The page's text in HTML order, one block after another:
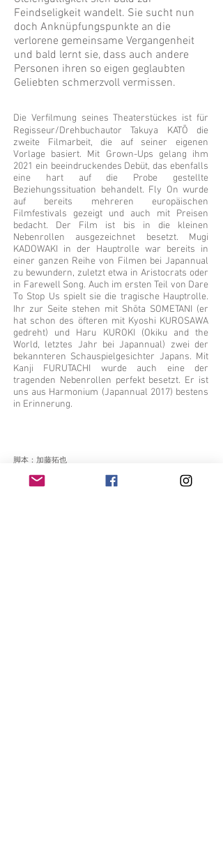
Feindseligkeit wandelt. Sie sucht nun
doch Anknüpfungspunkte an die
verlorene gemeinsame Vergangenheit
und bald lernt sie, dass auch andere
Personen ihren so eigen geglaubten
Geliebten schmerzvoll vermissen.
Die Verfilmung seines Theaterstückes ist für
Regisseur/Drehbuchautor Takuya KATŌ die
zweite Filmarbeit, die auf seiner eigenen
Vorlage basiert. Mit Grown-Ups gelang ihm
2021 ein beeindruckendes Debüt, das ebenfalls
eine hart auf die Probe gestellte
Beziehungssituation behandelt. Fly On wurde
auf bereits mehreren europäischen
Filmfestivals gezeigt und auch mit Preisen
bedacht. Der Film ist bis in die kleinen
Nebenrollen ausgezeichnet besetzt. Mugi
KADOWAKI in der Hauptrolle war bereits in
einer ganzen Reihe von Filmen bei Japannual
zu bewundern, zuletzt etwa in Aristocrats oder
in Farewell Song. Auch im ersten Teil von Dare
To Stop Us spielt sie die tragische Hauptrolle.
Ihr zur Seite stehen mit Shōta SOMETANI (er
hat schon des öfteren mit Kyoshi KUROSAWA
gedreht) und Haru KUROKI (Okiku and the
World, letztes Jahr bei Japannual) zwei der
bekannteren Schauspielgesichter Japans. Mit
Kanji FURUTACHI wurde auch eine der
tragenden Nebenrollen perfekt besetzt. Er ist
uns aus Harmonium (Japannual 2017) bestens
in Erinnerung.
脚本：加藤拓也